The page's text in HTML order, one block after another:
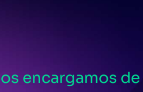
encargamos